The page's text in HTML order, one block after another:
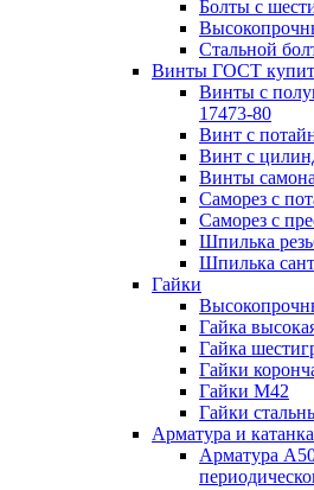
Болты с
Стальной
Винты ГОСТ
Винты с
17473-80
Винт с
Винт с
Винты
Саморез с
Саморез с
Шпилька
Шпилька
Гайки
Гайка
Гайка
Гайки
Гайки М42
Гайки
Арматура и катанка
Арматура